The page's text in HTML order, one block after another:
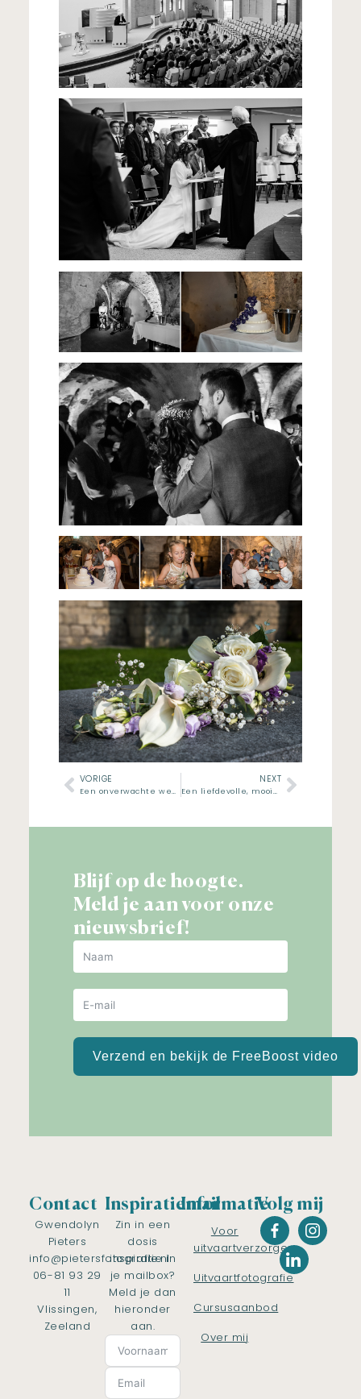
VORIGE
Een onverwachte wending
NEXT
Een liefdevolle, mooie dag
Blijf op de hoogte.
Meld je aan voor onze
nieuwsbrief!
Verzend en bekijk de FreeBoost video
Contact
Gwendolyn
Pieters
info@pietersfotografie.nl
06-81 93 29
11
Vlissingen,
Zeeland
Inspiratiemail
Zin in een
dosis
inspiratie in
je mailbox?
Meld je dan
hieronder
aan.
Informatie
Voor
uitvaartverzorgers
Uitvaartfotografie
Cursusaanbod
Over mij
Volg mij